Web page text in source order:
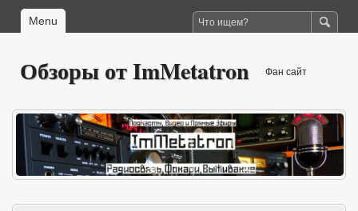
Menu
Обзоры от ImMetatron Фан сайт